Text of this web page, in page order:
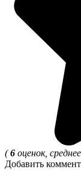
(6 оценок, среднее
Добавить